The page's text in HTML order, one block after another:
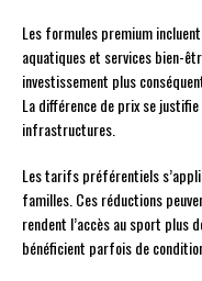
Les formules premium
aquatiques et services bien-
investissement plus
La différence de prix se
infrastructures.
Les tarifs préférentiels
familles. Ces réductions
rendent l’accès au sport plus
bénéficient parfois de